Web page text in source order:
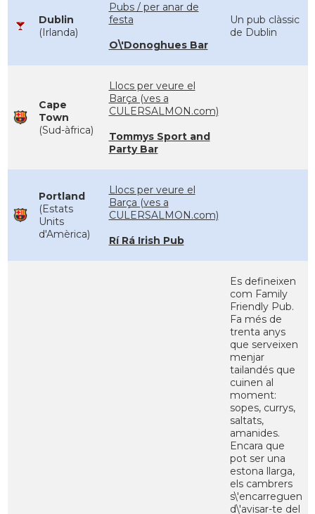
Dublin
(Irlanda)
Pubs / per anar de
festa
O\'Donoghues Bar
Un pub clàssic
de Dublin
Cape
Town
(Sud-àfrica)
Llocs per veure el
Barça (ves a
CULERSALMON.com)
Tommys Sport and
Party Bar
Portland
(Estats
Units
d'Amèrica)
Llocs per veure el
Barça (ves a
CULERSALMON.com)
Rí Rá Irish Pub
Es defineixen
com Family
Friendly Pub.
Fa més de
trenta anys
que serveixen
menjar
tailandés que
cuinen al
moment:
sopes, currys,
saltats,
amanides.
Encara que
pot ser una
estona llarga,
els cambrers
s\'encarreguen
d\'avisar-te del